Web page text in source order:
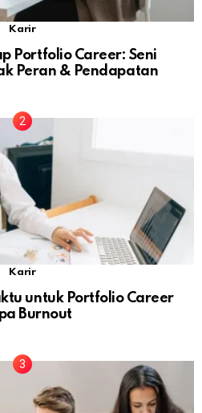
Karir
Portfolio Career: Seni
Peran & Pendapatan
Karir
untuk Portfolio Career
Burnout